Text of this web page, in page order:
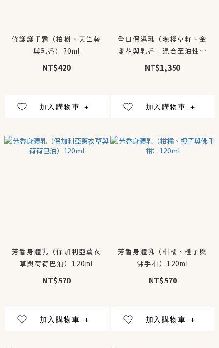
修護護手霜（柏樹、天竺葵
與乳香）70ml
NT$420
全日保濕乳（晚櫻草籽、金
盞花與乳香｜混合至油性肌
膚）50ml
NT$1,350
芳香身體乳（保加利亞薰衣
草與荷荷巴油）120ml
NT$570
芳香身體乳（柑橘、橙子與
佛手柑）120ml
NT$570